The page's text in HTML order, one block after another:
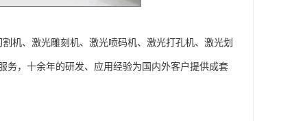
机、激光雕刻机、激光喷码机、激光打孔机、激光划
务，十余年的研发、应用经验为国内外客户提供成套